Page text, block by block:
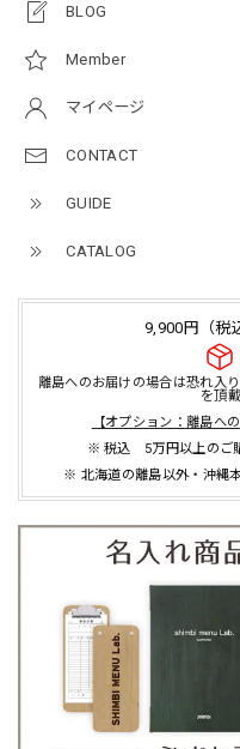
BLOG
Member
マイページ
CONTACT
GUIDE
CATALOG
9,900円（税
離島へのお届けの場合は恐れ入
を頂
【オプション：離島への
※ 税込 5万円以上のご
※ 北海道の離島以外・沖縄